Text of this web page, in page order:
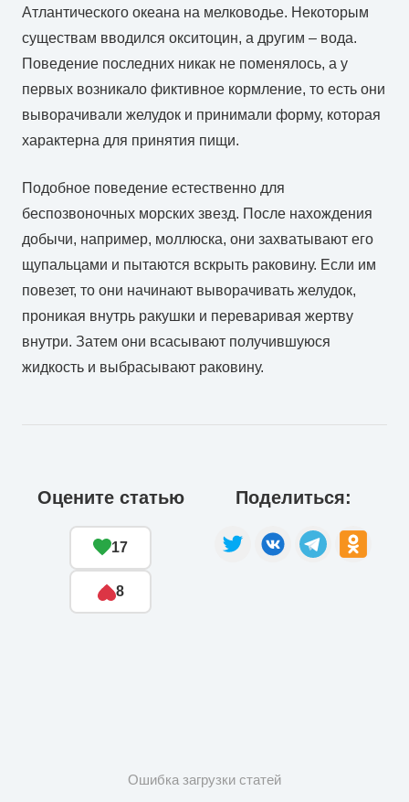
Атлантического океана на мелководье. Некоторым
существам вводился окситоцин, а другим – вода.
Поведение последних никак не поменялось, а у
первых возникало фиктивное кормление, то есть они
выворачивали желудок и принимали форму, которая
характерна для принятия пищи.
Подобное поведение естественно для
беспозвоночных морских звезд. После нахождения
добычи, например, моллюска, они захватывают его
щупальцами и пытаются вскрыть раковину. Если им
повезет, то они начинают выворачивать желудок,
проникая внутрь ракушки и переваривая жертву
внутри. Затем они всасывают получившуюся
жидкость и выбрасывают раковину.
Оцените статью
17
8
Поделиться:
Ошибка загрузки статей